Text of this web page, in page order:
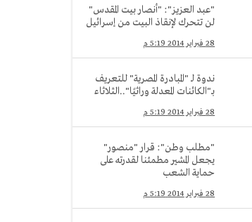
"عبد العزيز": "أنصار بيت المقدس"
لن تتحرك لإنقاذ البيت من إسرائيل
28 فبراير 2014 5:19 م
ندوة لـ "المبادرة المصرية" للتعريف
بـ"الكائنات المعدلة وراثيًا"..الثلاثاء
28 فبراير 2014 5:19 م
"مطلب وطن": قرار "منصور"
يجعل المشير مطمئنا لقدرته على
حماية الشعب
28 فبراير 2014 5:19 م